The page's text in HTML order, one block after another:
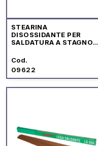
STEARINA
DISOSSIDANTE PER
SALDATURA A STAGNO
Cod.
09622